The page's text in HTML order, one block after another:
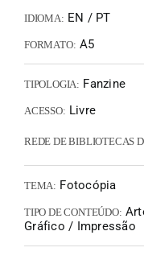
IDIOMA: EN / PT
FORMATO: A5
TIPOLOGIA: Fanzine
ACESSO: Livre
REDE DE BIBLIOTECAS
TEMA: Fotocópia
TIPO DE CONTEÚDO:
Gráfico / Impressão